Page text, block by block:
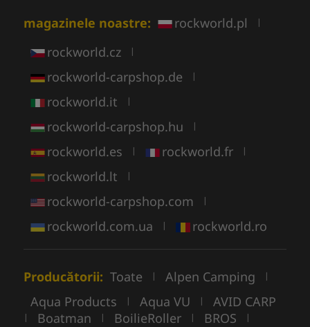
magazinele noastre: rockworld.pl |
rockworld.cz |
rockworld-carpshop.de |
rockworld.it |
rockworld-carpshop.hu |
rockworld.es | rockworld.fr |
rockworld.lt |
rockworld-carpshop.com |
rockworld.com.ua | rockworld.ro
Producătorii: Toate | Alpen Camping |
Aqua Products | Aqua VU | AVID CARP
| Boatman | BoilieRoller | BROS |